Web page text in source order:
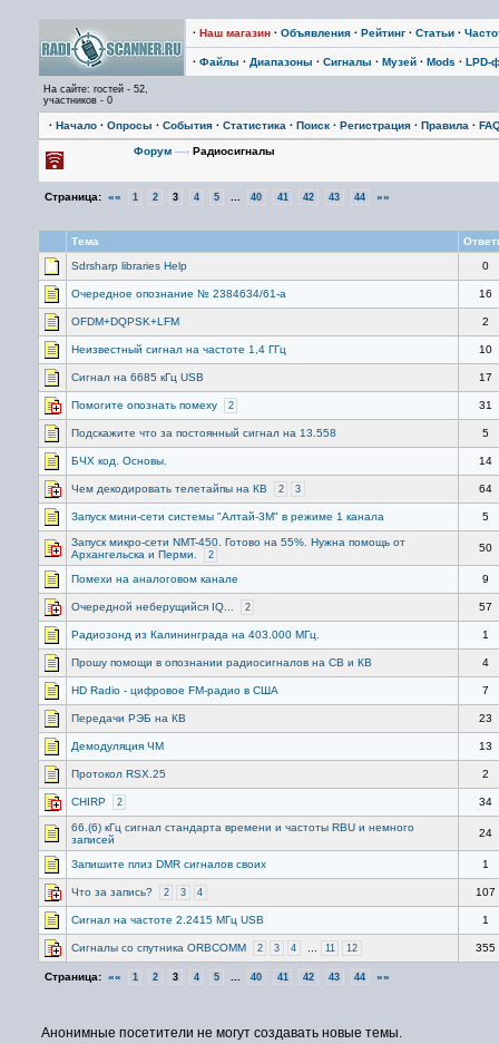
· Наш магазин · Объявления · Рейтинг · Статьи ·
· Файлы · Диапазоны · Сигналы · Музей · Mods · LPD-
На сайте: гостей - 52,
участников - 0
· Начало · Опросы · События · Статистика · Поиск · Регистрация · Правила ·
Форум —› Радиосигналы
Страница: «« 1 2 3 4 5 40 41 42 43 44 »»
Тема
Sdrsharp libraries Help
0
Очередное опознание № 2384634/61-а 16
OFDM+DQPSK+LFM 2
Неизвестный сигнал на частоте 1,4 ГГц 10
Сигнал на 6685 кГц USB 17
Помогите опознать помеху 2 31
Подскажите что за постоянный сигнал на 13.558 5
БЧХ код. Основы. 14
Чем декодировать телетайпы на КВ 2 3 64
Запуск мини-сети системы "Алтай-3М" в режиме 1 канала 5
Запуск микро-сети NMT-450. Готово на 55%. Нужна помощь от
Архангельска и Перми.
2
50
Помехи на аналоговом канале 9
Очередной неберущийся IQ... 2 57
Радиозонд из Калининграда на 403.000 МГц. 1
Прошу помощи в опознании радиосигналов на СВ и КВ 4
HD Radio - цифровое FM-радио в США 7
Передачи РЭБ на КВ 23
Демодуляция ЧМ 13
Протокол RSX.25 2
CHIRP 2 34
66.(6) кГц сигнал стандарта времени и частоты RBU и немного
записей
24
Запишите плиз DMR сигналов своих 1
Что за запись? 2 3 4 107
Сигнал на частоте 2.2415 МГц USB 1
Сигналы со спутника ORBCOMM 2 3 4 11 12 355
Страница: «« 1 2 3 4 5 40 41 42 43 44 »»
Анонимные посетители не могут создавать новые темы.